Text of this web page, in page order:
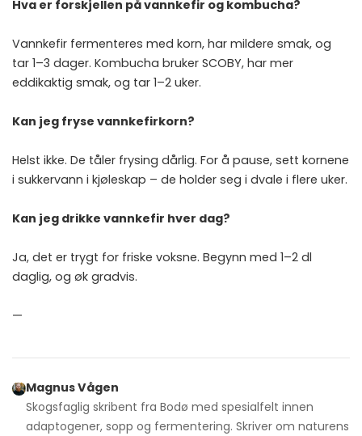
Hva er forskjellen på vannkefir og kombucha?
Vannkefir fermenteres med korn, har mildere smak, og
tar 1–3 dager. Kombucha bruker SCOBY, har mer
eddikaktig smak, og tar 1–2 uker.
Kan jeg fryse vannkefirkorn?
Helst ikke. De tåler frysing dårlig. For å pause, sett kornene
i sukkervann i kjøleskap – de holder seg i dvale i flere uker.
Kan jeg drikke vannkefir hver dag?
Ja, det er trygt for friske voksne. Begynn med 1–2 dl
daglig, og øk gradvis.
—
Magnus Vågen
Skogsfaglig skribent fra Bodø med spesialfelt innen
adaptogener, sopp og fermentering. Skriver om naturens